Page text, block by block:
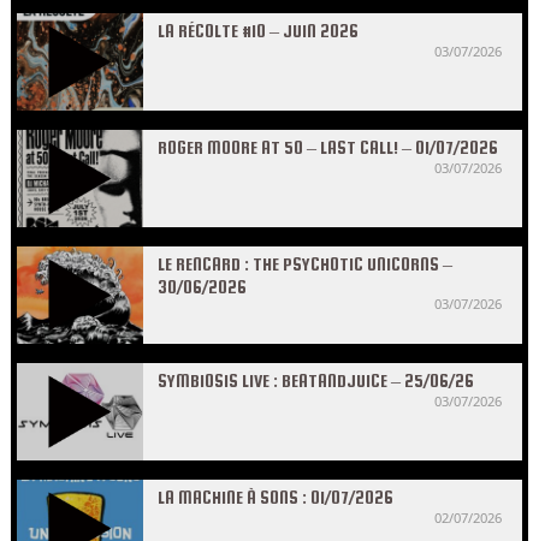
LA RÉCOLTE #10 – JUIN 2026
03/07/2026
ROGER MOORE AT 50 – LAST CALL! – 01/07/2026
03/07/2026
LE RENCARD : THE PSYCHOTIC UNICORNS –
30/06/2026
03/07/2026
SYMBIOSIS LIVE : BEATANDJUICE – 25/06/26
03/07/2026
LA MACHINE À SONS : 01/07/2026
02/07/2026